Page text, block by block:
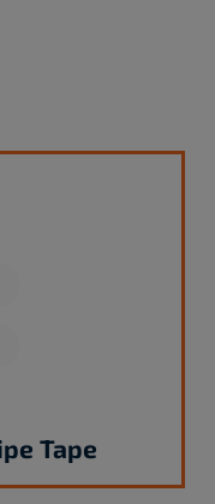
Tape